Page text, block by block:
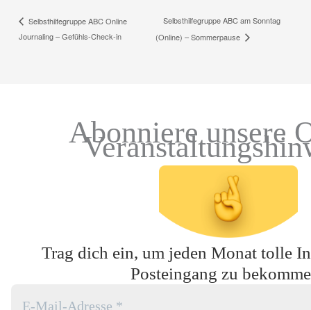
Selbsthilfegruppe ABC Online
Journaling – Gefühls-Check-in
Selbsthilfegruppe ABC am Sonntag
(Online) – Sommerpause
Abonniere unsere
Trag dich ein, um jeden Monat tolle
Posteingang zu